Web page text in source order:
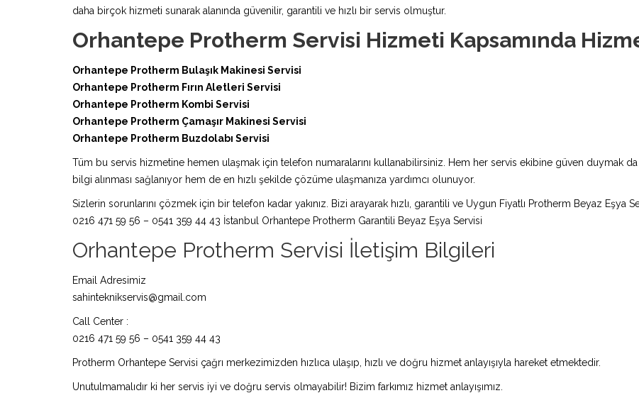
daha birçok hizmeti sunarak alanında güvenilir, garantili ve hızlı bir servis olmuştur.
Orhantepe Protherm Servisi Hizmeti Kapsamında
Orhantepe Protherm Bulaşık Makinesi Servisi
Orhantepe Protherm Fırın Aletleri Servisi
Orhantepe Protherm Kombi Servisi
Orhantepe Protherm Çamaşır Makinesi Servisi
Orhantepe Protherm Buzdolabı Servisi
Tüm bu servis hizmetine hemen ulaşmak için telefon numaralarını kullanabilirsiniz. Hem her servis ekibine güven duymak
bilgi alınması sağlanıyor hem de en hızlı şekilde çözüme ulaşmanıza yardımcı olunuyor.
Sizlerin sorunlarını çözmek için bir telefon kadar yakınız. Bizi arayarak hızlı, garantili ve Uygun Fiyatlı Protherm Beyaz Eşya
0216 471 59 56 – 0541 359 44 43 İstanbul Orhantepe Protherm Garantili Beyaz Eşya Servisi
Orhantepe Protherm Servisi İletişim Bilgileri
Email Adresimiz
sahinteknikservis@gmail.com
Call Center :
0216 471 59 56 – 0541 359 44 43
Protherm Orhantepe Servisi çağrı merkezimizden hızlıca ulaşıp, hızlı ve doğru hizmet anlayışıyla hareket etmektedir.
Unutulmamalıdır ki her servis iyi ve doğru servis olmayabilir! Bizim farkımız hizmet anlayışımız.